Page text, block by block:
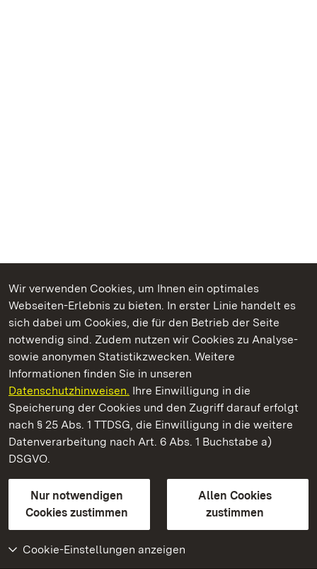
Wir verwenden Cookies, um Ihnen ein optimales
Webseiten-Erlebnis zu bieten. In erster Linie handelt es
sich dabei um Cookies, die für den Betrieb der Seite
notwendig sind. Zudem nutzen wir Cookies zu Analyse-
sowie anonymen Statistikzwecken. Weitere
Informationen finden Sie in unseren
Datenschutzhinweisen. Ihre Einwilligung in die
Speicherung der Cookies und den Zugriff darauf erfolgt
nach § 25 Abs. 1 TTDSG, die Einwilligung in die weitere
Datenverarbeitung nach Art. 6 Abs. 1 Buchstabe a)
DSGVO.
Nur notwendigen
Cookies zustimmen
Allen Cookies
zustimmen
Cookie-Einstellungen anzeigen
Kommen. Staunen. Genießen.
Staatliche Schlösser und Gärten Baden‑Württemberg
Staatliche Schlösser und Gärten Baden-Württemberg
Kontakt
GebärdenspracheLeichte Sprache
Erklärung zur Barrierefreiheit
BITV-konform (geprüfte Seiten)
Weiteres